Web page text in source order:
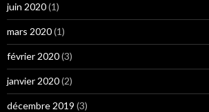
juin 2020(1)
mars 2020(1)
février 2020(3)
janvier 2020(2)
décembre 2019 (3)